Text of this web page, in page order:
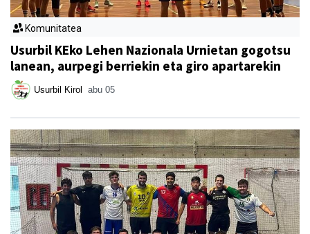
Komunitatea
Usurbil KEko Lehen Nazionala Urnietan gogotsu
lanean, aurpegi berriekin eta giro apartarekin
Usurbil Kirol abu 05